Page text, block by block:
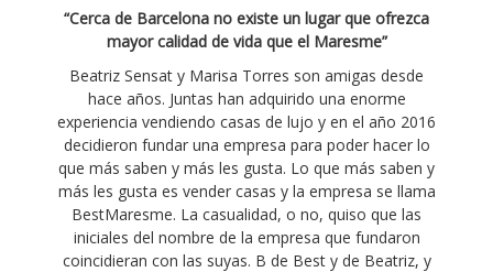
“Cerca de Barcelona no existe un lugar que ofrezca
mayor calidad de vida que el Maresme”
Beatriz Sensat y Marisa Torres son amigas desde
hace años. Juntas han adquirido una enorme
experiencia vendiendo casas de lujo y en el año 2016
decidieron fundar una empresa para poder hacer lo
que más saben y más les gusta. Lo que más saben y
más les gusta es vender casas y la empresa se llama
BestMaresme. La casualidad, o no, quiso que las
iniciales del nombre de la empresa que fundaron
coincidieran con las suyas. B de Best y de Beatriz, y